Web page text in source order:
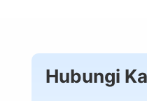
Hubungi